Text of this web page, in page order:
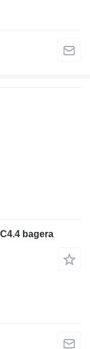
bagera